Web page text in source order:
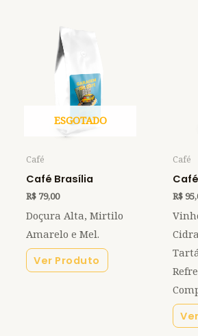
ESGOTADO
Café
Café Brasília
R$79,00
Doçura Alta, Mirtilo
Amarelo e Mel.
Ver Produto
Café
R$